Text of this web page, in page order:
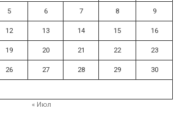
5 6 7 8 9
12 13 14 15 16
19 20 21 22 23
26 27 28 29 30
« Июл